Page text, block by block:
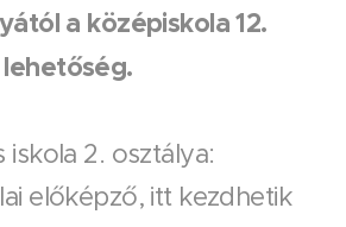
a középiskola 12.
iskola 2. osztálya:
előképző, itt kezdhetik